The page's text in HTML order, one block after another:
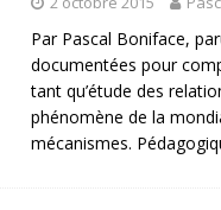
Par Pascal Boniface,
documentées pour
tant qu’étude des
phénomène de la
mécanismes.